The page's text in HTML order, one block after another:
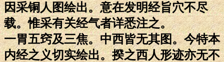
因采铜人图绘出。意在发明经旨穴不尽
载。惟采有关经气者详悉注之。
一胃五窍及三焦。中西皆无其图。今特本
内经之义切实绘出。揆之西人形迹亦无不